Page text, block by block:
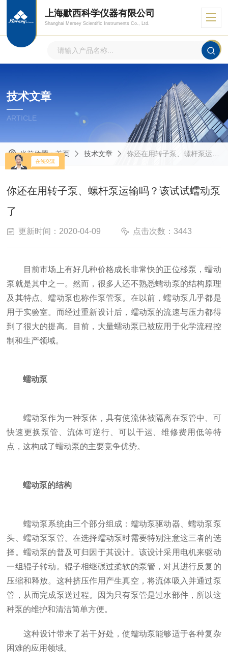
上海默西科学仪器有限公司
Shanghai Mersey Scientific Instruments Co., Ltd.
技术文章
ARTICLE
当前位置：首页 技术文章 你还在用转子泵、螺杆泵运输吗？该试试蠕动泵了
你还在用转子泵、螺杆泵运输吗？该试试蠕动泵
了
更新时间：2020-04-09 点击次数：3443
目前市场上有好几种价格成长非常快的正位移泵，蠕动
泵就是其中之一。然而，很多人还不熟悉蠕动泵的结构原理
及其特点。蠕动泵也称作泵管泵。在以前，蠕动泵几乎都是
用于实验室。而经过重新设计后，蠕动泵的流速与压力都得
到了很大的提高。目前，大量蠕动泵已被应用于化学流程控
制和生产领域。
蠕动泵
蠕动泵作为一种泵体，具有使流体被隔离在泵管中、可
快速更换泵管、流体可逆行、可以干运、维修费用低等特
点，这构成了蠕动泵的主要竞争优势。
蠕动泵的结构
蠕动泵系统由三个部分组成：蠕动泵驱动器、蠕动泵泵
头、蠕动泵泵管。在选择蠕动泵时需要特别注意这三者的选
择。蠕动泵的普及可归因于其设计。该设计采用电机来驱动
一组辊子转动。辊子相继碾过柔软的泵管，对其进行反复的
压缩和释放。这种挤压作用产生真空，将流体吸入并通过泵
管，从而完成泵送过程。因为只有泵管是过水部件，所以这
种泵的维护和清洁简单方便。
这种设计带来了若干好处，使蠕动泵能够适于各种复杂
困难的应用领域。